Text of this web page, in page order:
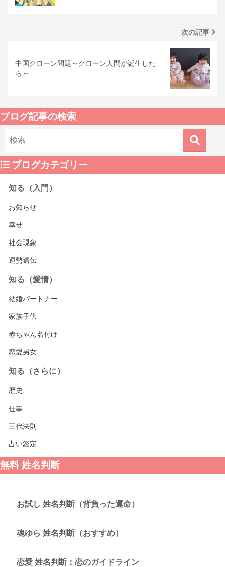
次の記事
中国クローン問題～クローン人間が誕生した
ら～
ブログ記事の検索
ブログカテゴリー
知る（入門）
お知らせ
幸せ
社会現象
運勢遺伝
知る（愛情）
結婚パートナー
家族子供
赤ちゃん名付け
恋愛男女
知る（さらに）
歴史
仕事
三代法則
占い鑑定
無料 姓名判断
お試し 姓名判断（背負った運命）
魂ゆら 姓名判断（おすすめ）
恋愛 姓名判断：恋のガイドライン